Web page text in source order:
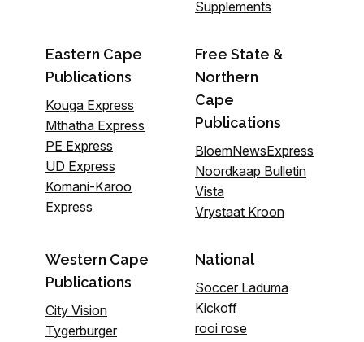
Supplements
Eastern Cape
Publications
Kouga Express
Mthatha Express
PE Express
UD Express
Komani-Karoo
Express
Free State &
Northern
Cape
Publications
BloemNewsExpress
Noordkaap Bulletin
Vista
Vrystaat Kroon
Western Cape
Publications
City Vision
Tygerburger
National
Soccer Laduma
Kickoff
rooi rose